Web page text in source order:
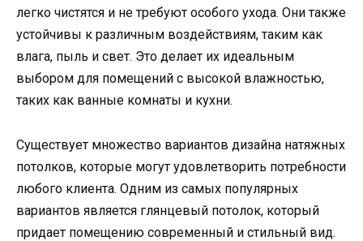
легко чистятся и не требуют особого ухода. Они также
устойчивы к различным воздействиям, таким как
влага, пыль и свет. Это делает их идеальным
выбором для помещений с высокой влажностью,
таких как ванные комнаты и кухни.
Существует множество вариантов дизайна натяжных
потолков, которые могут удовлетворить потребности
любого клиента. Одним из самых популярных
вариантов является глянцевый потолок, который
придает помещению современный и стильный вид.